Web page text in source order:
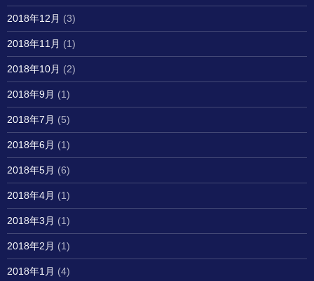
2018年12月 (3)
2018年11月 (1)
2018年10月 (2)
2018年9月 (1)
2018年7月 (5)
2018年6月 (1)
2018年5月 (6)
2018年4月 (1)
2018年3月 (1)
2018年2月 (1)
2018年1月 (4)